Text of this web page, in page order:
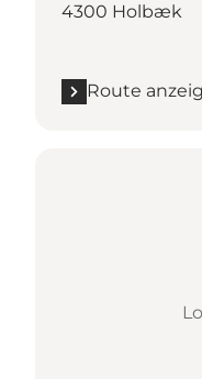
4300 Holbæk
Route